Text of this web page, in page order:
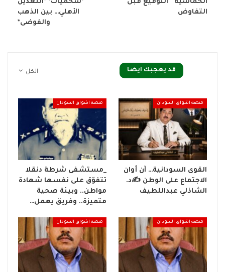
الخماسية التوقيع قبل
التفاوض
*سحميات* *التعدين
الأهلي… بين الذهب
والفوضى*
الكل قد يعجبك ايضا
منصة اشواق السودان
القوى السودانية… آن أوان
الاجتماع على الوطن ✍️د.
الشاذلي عبداللطيف
منصة اشواق السودان
_مستشفى شرطة دنقلا
تتفوّق على نفسها شهادة
مواطن.. وبيئة صحية
متميزة.. وفريق يعمل…
منصة اشواق السودان منصة اشواق السودان